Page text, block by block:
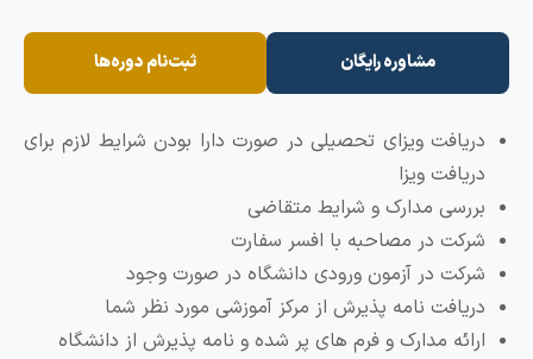
مشاوره رایگان ثبت‌نام دوره‌ها
دریافت ویزای تحصیلی در صورت دارا بودن شرایط لازم برای
دریافت ویزا
بررسی مدارک و شرایط متقاضی
شرکت در مصاحبه با افسر سفارت
شرکت در آزمون ورودی دانشگاه در صورت وجود
دریافت نامه پذیرش از مرکز آموزشی مورد نظر شما
ارائه مدارک و فرم های پر شده و نامه پذیرش از دانشگاه